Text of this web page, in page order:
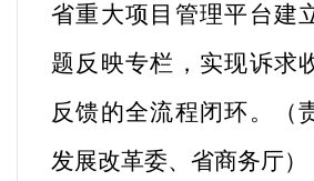
省重大项目管理平台建
题反映专栏，实现诉求
反馈的全流程闭环。（
发展改革委、省商务厅）